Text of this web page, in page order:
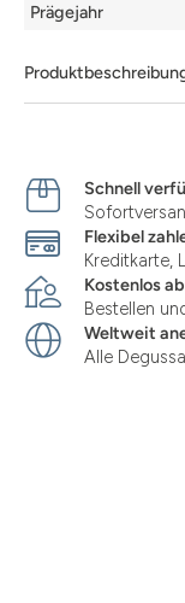
Prägejahr
Schnell
Flexibel
Kreditkarte,
Kostenlos
Bestellen
Weltweit
Alle